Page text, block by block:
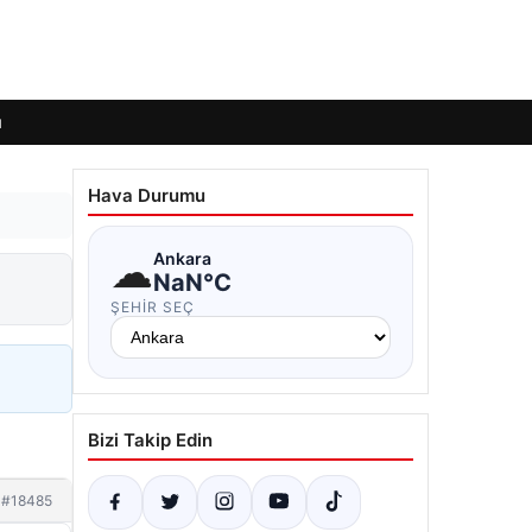
#18485
Hava Durumu
☁Ankara
NaN°C
ŞEHIR SEÇ
Bizi Takip Edin